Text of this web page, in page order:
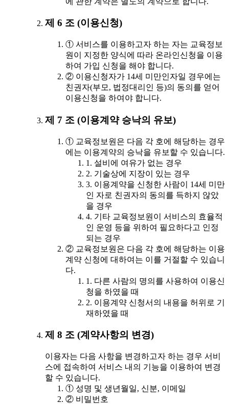
제 6 조 (이용신청)
① 서비스를 이용하고자 하는 자는 교육정보
원이 지정한 양식에 따라 온라인신청을 이용
하여 가입 신청을 해야 합니다.
② 이용신청자가 14세 미만인자일 경우에는
친권자(부모, 법정대리인 등)의 동의를 얻어
이용신청을 하여야 합니다.
제 7 조 (이용계약 승낙의 유보)
① 교육정보원은 다음 각 호에 해당하는 경우
에는 이용계약의 승낙을 유보할 수 있습니다.
1. 설비에 여유가 없는 경우
2. 기술상에 지장이 있는 경우
3. 이용계약을 신청한 사람이 14세 미만
인 자로 친권자의 동의를 득하지 않았
을 경우
4. 기타 교육정보원이 서비스의 효율적
인 운영 등을 위하여 필요하다고 인정
되는 경우
② 교육정보원은 다음 각 호에 해당하는 이용
계약 신청에 대하여는 이를 거절할 수 있습니
다.
1. 다른 사람의 명의를 사용하여 이용신
청을 하였을 때
2. 이용계약 신청서의 내용을 허위로 기
재하였을 때
제 8 조 (계약사항의 변경)
이용자는 다음 사항을 변경하고자 하는 경우 서비
스에 접속하여 서비스 내의 기능을 이용하여 변경
할 수 있습니다.
① 성명 및 생년월일, 신분, 이메일
② 비밀번호